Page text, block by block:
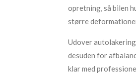
opretning, så bilen
større
Udover
desuden for
klar med